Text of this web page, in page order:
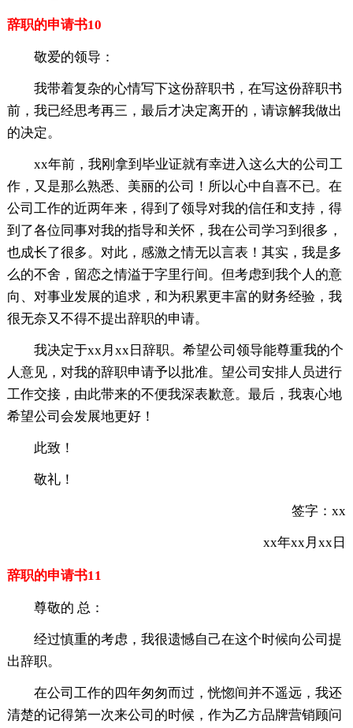
辞职的申请书10
敬爱的领导：
我带着复杂的心情写下这份辞职书，在写这份辞职书
前，我已经思考再三，最后才决定离开的，请谅解我做出
的决定。
xx年前，我刚拿到毕业证就有幸进入这么大的公司工
作，又是那么熟悉、美丽的公司！所以心中自喜不已。在
公司工作的近两年来，得到了领导对我的信任和支持，得
到了各位同事对我的指导和关怀，我在公司学习到很多，
也成长了很多。对此，感激之情无以言表！其实，我是多
么的不舍，留恋之情溢于字里行间。但考虑到我个人的意
向、对事业发展的追求，和为积累更丰富的财务经验，我
很无奈又不得不提出辞职的申请。
我决定于xx月xx日辞职。希望公司领导能尊重我的个
人意见，对我的辞职申请予以批准。望公司安排人员进行
工作交接，由此带来的不便我深表歉意。最后，我衷心地
希望公司会发展地更好！
此致！
敬礼！
签字：xx
xx年xx月xx日
辞职的申请书11
尊敬的 总：
经过慎重的考虑，我很遗憾自己在这个时候向公司提
出辞职。
在公司工作的四年匆匆而过，恍惚间并不遥远，我还
清楚的记得第一次来公司的时候，作为乙方品牌营销顾问